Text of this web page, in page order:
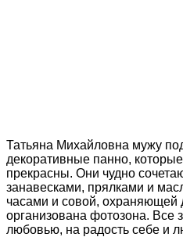
Татьяна Михайловна мужу
декоративные панно,
прекрасны. Они чудно
занавесками, прялками и
часами и совой, охраняющей
организована фотозона. Все
любовью, на радость себе и